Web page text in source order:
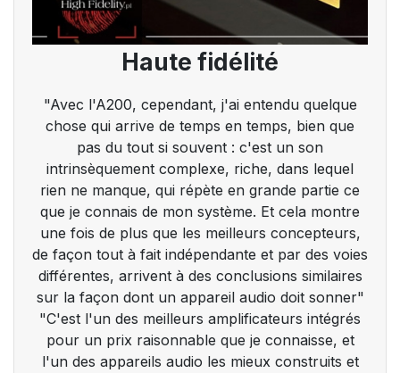
Haute fidélité
"Avec l'A200, cependant, j'ai entendu quelque
chose qui arrive de temps en temps, bien que
pas du tout si souvent : c'est un son
intrinsèquement complexe, riche, dans lequel
rien ne manque, qui répète en grande partie ce
que je connais de mon système. Et cela montre
une fois de plus que les meilleurs concepteurs,
de façon tout à fait indépendante et par des voies
différentes, arrivent à des conclusions similaires
sur la façon dont un appareil audio doit sonner"
"C'est l'un des meilleurs amplificateurs intégrés
pour un prix raisonnable que je connaisse, et
l'un des appareils audio les mieux construits et